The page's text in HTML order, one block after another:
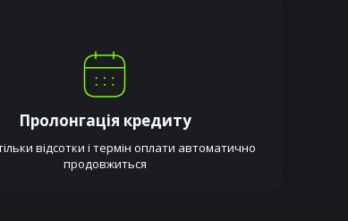
Пролонгація кредиту
відсотки і термін оплати автоматично
продовжиться